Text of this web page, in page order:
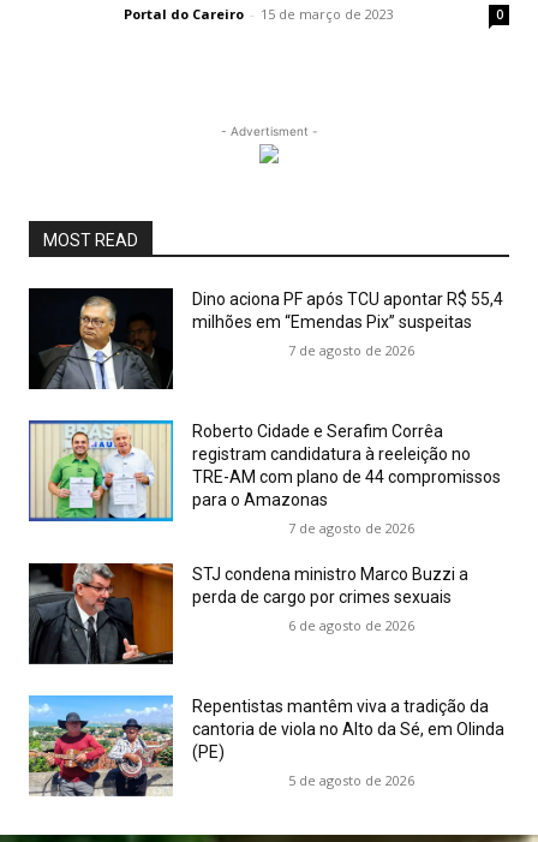
Portal do Careiro - 15 de março de 2023 0
- Advertisment -
MOST READ
Dino aciona PF após TCU apontar R$ 55,4
milhões em “Emendas Pix” suspeitas
7 de agosto de 2026
Roberto Cidade e Serafim Corrêa
registram candidatura à reeleição no
TRE-AM com plano de 44 compromissos
para o Amazonas
7 de agosto de 2026
STJ condena ministro Marco Buzzi a
perda de cargo por crimes sexuais
6 de agosto de 2026
Repentistas mantêm viva a tradição da
cantoria de viola no Alto da Sé, em Olinda
(PE)
5 de agosto de 2026